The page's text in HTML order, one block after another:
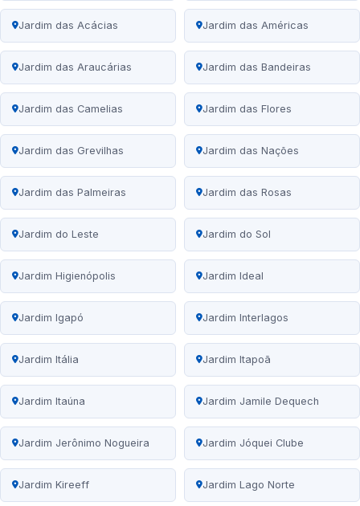
Jardim das Acácias Jardim das Américas
Jardim das Araucárias Jardim das Bandeiras
Jardim das Camelias Jardim das Flores
Jardim das Grevilhas Jardim das Nações
Jardim das Palmeiras Jardim das Rosas
Jardim do Leste Jardim do Sol
Jardim Higienópolis Jardim Ideal
Jardim Igapó Jardim Interlagos
Jardim Itália Jardim Itapoã
Jardim Itaúna Jardim Jamile Dequech
Jardim Jerônimo Nogueira Jardim Jóquei Clube
Jardim Kireeff Jardim Lago Norte